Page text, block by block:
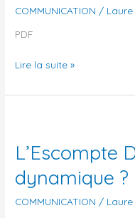
COMMUNICATION / Laure
PDF
Lire la suite »
L’Escompte
dynamique ?
COMMUNICATION / Laure
est-
si